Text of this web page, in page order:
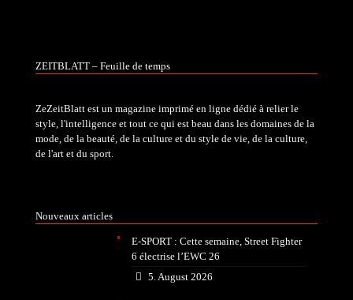
ZEITBLATT – Feuille de temps
ZeZeitBlatt est un magazine imprimé en ligne dédié à relier le
style, l'intelligence et tout ce qui est beau dans les domaines de la
mode, de la beauté, de la culture et du style de vie, de la culture,
de l'art et du sport.
Nouveaux articles
E-SPORT : Cette semaine, Street Fighter
6 électrise l’EWC 26
5. August 2026